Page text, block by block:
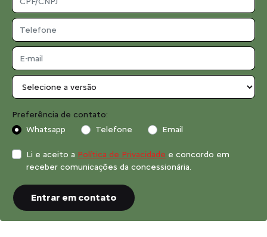
Preferência de contato:
Whatsapp
Telefone Email
Li e aceito a Política de Privacidade e concordo em
receber comunicações da concessionária.
Entrar em contato